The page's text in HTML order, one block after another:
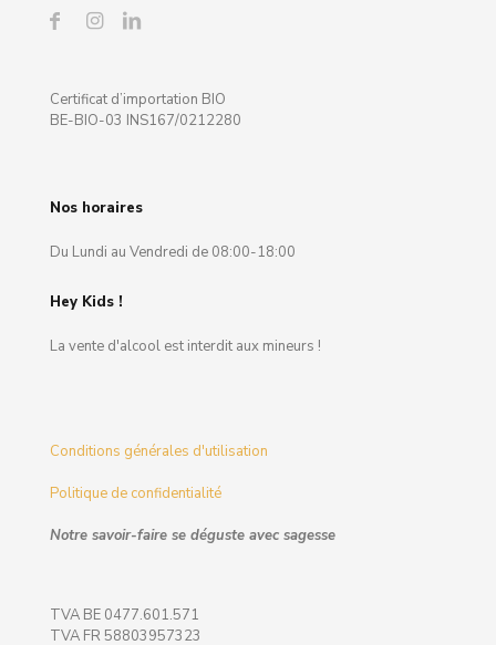
Certificat d’importation BIO
BE-BIO-03 INS167/0212280
Nos horaires
Du Lundi au Vendredi de 08:00-18:00
Hey Kids !
La vente d'alcool est interdit aux mineurs !
Conditions générales d'utilisation
Politique de confidentialité
Notre savoir-faire se déguste avec sagesse
TVA BE 0477.601.571
TVA FR 58803957323